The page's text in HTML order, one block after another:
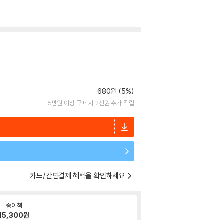
680원 (5%)
5만원 이상 구매 시 2천원 추가 적립
카드/간편결제 혜택을 확인하세요
종이책
원